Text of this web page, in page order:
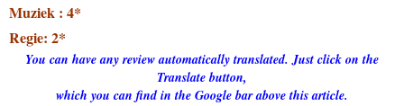
Muziek : 4*
Regie: 2*
You can have any review automatically translated. Just click on the
Translate button,
which you can find in the Google bar above this article.